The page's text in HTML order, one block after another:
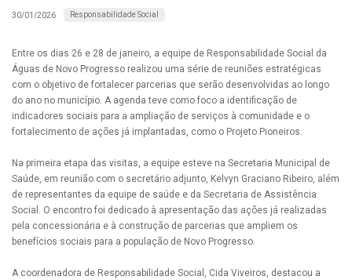
30/01/2026 Responsabilidade Social
Entre os dias 26 e 28 de janeiro, a equipe de Responsabilidade Social da
Águas de Novo Progresso realizou uma série de reuniões estratégicas
com o objetivo de fortalecer parcerias que serão desenvolvidas ao longo
do ano no município. A agenda teve como foco a identificação de
indicadores sociais para a ampliação de serviços à comunidade e o
fortalecimento de ações já implantadas, como o Projeto Pioneiros.
Na primeira etapa das visitas, a equipe esteve na Secretaria Municipal de
Saúde, em reunião com o secretário adjunto, Kelvyn Graciano Ribeiro, além
de representantes da equipe de saúde e da Secretaria de Assistência
Social. O encontro foi dedicado à apresentação das ações já realizadas
pela concessionária e à construção de parcerias que ampliem os
benefícios sociais para a população de Novo Progresso.
A coordenadora de Responsabilidade Social, Cida Viveiros, destacou a